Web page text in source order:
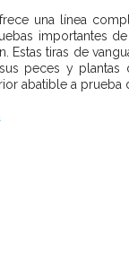
una línea
importantes
Estas tiras de
peces y plantas
abatible a prueba